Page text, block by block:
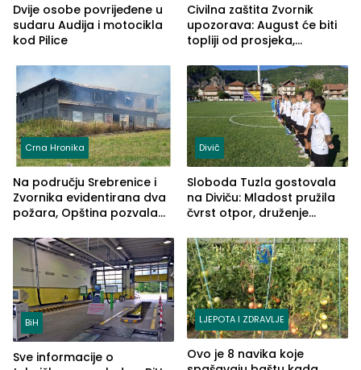
Dvije osobe povrijeđene u
sudaru Audija i motocikla
kod Pilice
Civilna zaštita Zvornik
upozorava: August će biti
topliji od prosjeka,
nestašice vode
Crna Hronika
Na području Srebrenice i
Zvornika evidentirana dva
požara, Opština pozvala
Divič
Sloboda Tuzla gostovala
na Diviču: Mladost pružila
čvrst otpor, druženje
jezera
BiH
Sve informacije o
LJEPOTA I ZDRAVLJE
Ovo je 8 navika koje